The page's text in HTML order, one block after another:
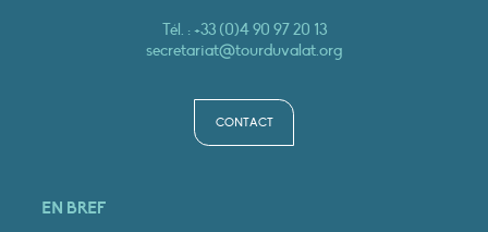
Tél. :+33 (0)4 90 97 20 13
secretariat@tourduvalat.org
CONTACT
EN BREF